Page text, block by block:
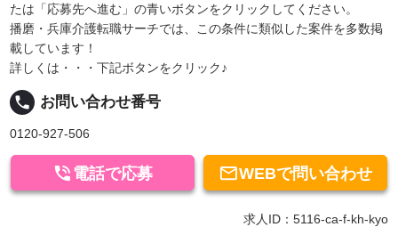
たは「応募先へ進む」の青いボタンをクリックしてください。
播磨・兵庫介護転職サーチでは、この条件に類似した案件を多数掲
載しています！
詳しくは・・・下記ボタンをクリック♪
local_phone お問い合わせ番号
0120-927-506
WEBで問い合わせ
 電話で応募
求人ID：5116-ca-f-kh-kyo